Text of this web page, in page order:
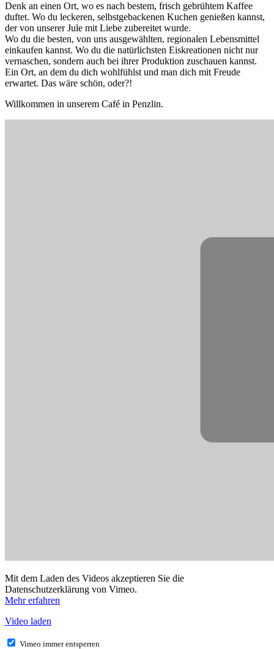
Denk an einen Ort, wo es nach bestem, frisch gebrühtem Kaffee
duftet. Wo du leckeren, selbstgebackenen Kuchen genießen kannst,
der von unserer Jule mit Liebe zubereitet wurde.
Wo du die besten, von uns ausgewählten, regionalen Lebensmittel
einkaufen kannst. Wo du die natürlichsten Eiskreationen nicht nur
vernaschen, sondern auch bei ihrer Produktion zuschauen kannst.
Ein Ort, an dem du dich wohlfühlst und man dich mit Freude
erwartet. Das wäre schön, oder?!
Willkommen in unserem Café in Penzlin.
Mit dem Laden des Videos akzeptieren Sie die
Datenschutzerklärung von Vimeo.
Mehr erfahren
Video laden
Vimeo immer entsperren